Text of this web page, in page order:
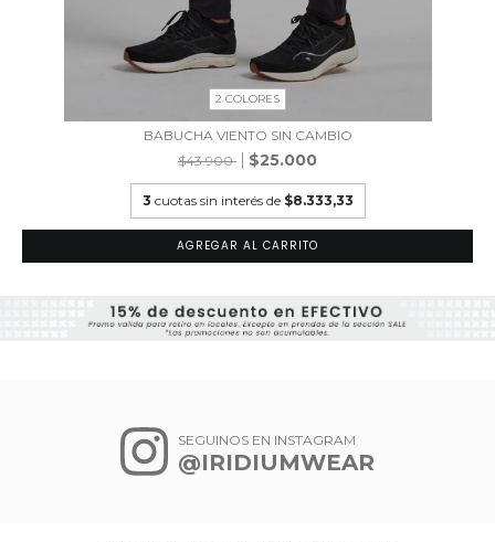
2 COLORES
BABUCHA VIENTO SIN CAMBIO
$43.900
$25.000
3 cuotas sin interés de $8.333,33
AGREGAR AL CARRITO
SEGUINOS EN INSTAGRAM
@IRIDIUMWEAR